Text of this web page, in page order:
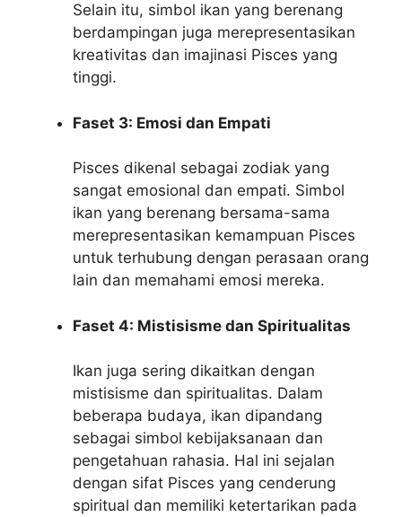
Selain itu, simbol ikan yang berenang
berdampingan juga merepresentasikan
kreativitas dan imajinasi Pisces yang
tinggi.
Faset 3: Emosi dan Empati
Pisces dikenal sebagai zodiak yang
sangat emosional dan empati. Simbol
ikan yang berenang bersama-sama
merepresentasikan kemampuan Pisces
untuk terhubung dengan perasaan orang
lain dan memahami emosi mereka.
Faset 4: Mistisisme dan Spiritualitas
Ikan juga sering dikaitkan dengan
mistisisme dan spiritualitas. Dalam
beberapa budaya, ikan dipandang
sebagai simbol kebijaksanaan dan
pengetahuan rahasia. Hal ini sejalan
dengan sifat Pisces yang cenderung
spiritual dan memiliki ketertarikan pada